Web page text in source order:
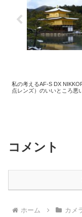
私の考えるAF-S DX
点レンズ）のいいところ悪
コメント
ホーム カメ